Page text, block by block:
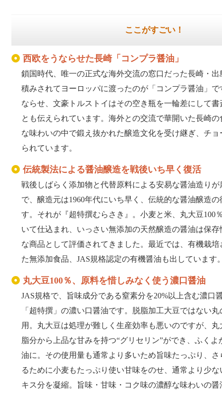
ここがすごい！
西欧をうならせた長崎「コンプラ醤油」
鎖国時代、唯一の正式な海外交流の窓口だった長崎・
積みされてヨーロッパに渡ったのが「コンプラ醤油」で
ならせ、文豪トルストイはその空き瓶を一輪差にして
とも伝えられています。海外との交流で華開いた長崎
な味わいの中で鍛え抜かれた醸造文化を受け継ぎ、チ
られています。
伝統製法による醤油醸造を戦後いち早く復活
戦後しばらく添加物と代替原料による安易な醤油造り
で、醸造元は1960年代にいち早く、伝統的な醤油醸造
す。それが『超特撰むらさき』。小麦と米、丸大豆100
いて仕込まれ、いっさい無添加の天然醸造の醤油は保
な商品として評価されてきました。最近では、有機栽
た無添加食品、JAS規格認定の有機醤油も出しています
丸大豆100％、原料を惜しみなく使う濃口醤油
JAS規格で、旨味成分である窒素分を20%以上含む濃口
「超特撰」の濃い口醤油です。脱脂加工大豆ではない
用。丸大豆は処理が難しく生産効率も悪いのですが、
脂分から上品な甘みを持つ“グリセリン”ができ、ふく
油に。その使用量も通常より多いため旨味たっぷり、
るために小麦もたっぷり使い甘味をのせ、通常より少
キス分を凝縮。旨味・甘味・コク味の濃醇な味わいの